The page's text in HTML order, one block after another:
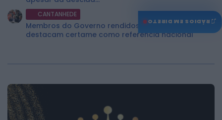
CANTANHEDE
Membros do Governo rendidos à Expofacic
destacam certame como referência nacional
♫
RÁDIOS EM DIRETO